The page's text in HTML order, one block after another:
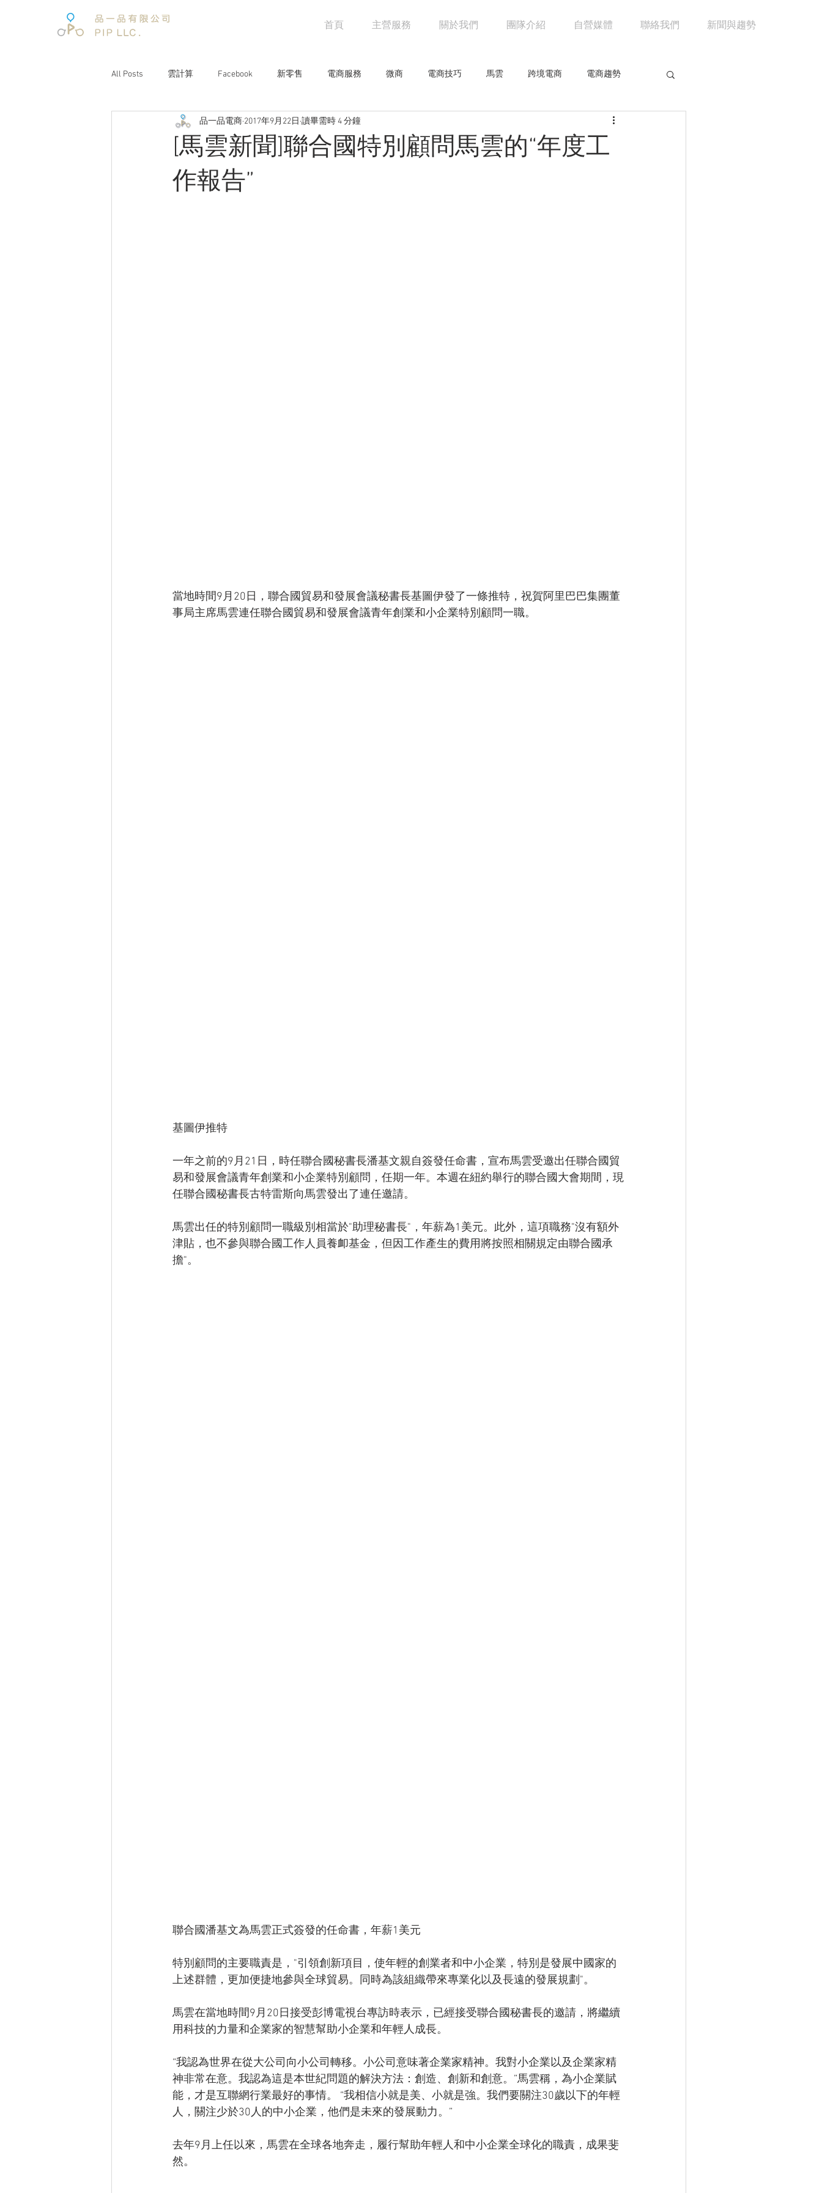
首頁 主營服務 關於我們 團隊介紹 自營媒體 聯絡我們 新聞與趨勢
All Posts 雲計算 Facebook 新零售 電商服務 微商 電商技巧 馬雲 跨境電商 電商趨勢
電子商務報告 阿里巴巴 電商物流 京東
品牌經營
[馬雲新聞]聯合國特別顧問馬雲的“年度工
作報告”
品一品電商 2017年9月22日 讀畢需時 4 分鐘
當地時間9月20日，聯合國貿易和發展會議秘書長基圖伊發了一條推特，祝賀阿里巴巴集團董
事局主席馬雲連任聯合國貿易和發展會議青年創業和小企業特別顧問一職。
基圖伊推特
一年之前的9月21日，時任聯合國秘書長潘基文親自簽發任命書，宣布馬雲受邀出任聯合國貿
易和發展會議青年創業和小企業特別顧問，任期一年。本週在紐約舉行的聯合國大會期間，現
任聯合國秘書長古特雷斯向馬雲發出了連任邀請。
馬雲出任的特別顧問一職級別相當於"助理秘書長"，年薪為1美元。此外，這項職務"沒有額外
津貼，也不參與聯合國工作人員養卹基金，但因工作產生的費用將按照相關規定由聯合國承
擔"。
聯合國潘基文為馬雲正式簽發的任命書，年薪1美元
特別顧問的主要職責是，"引領創新項目，使年輕的創業者和中小企業，特別是發展中國家的
上述群體，更加便捷地參與全球貿易。同時為該組織帶來專業化以及長遠的發展規劃"。
馬雲在當地時間9月20日接受彭博電視台專訪時表示，已經接受聯合國秘書長的邀請，將繼續
用科技的力量和企業家的智慧幫助小企業和年輕人成長。
“我認為世界在從大公司向小公司轉移。小公司意味著企業家精神。我對小企業以及企業家精
神非常在意。我認為這是本世紀問題的解決方法：創造、創新和創意。”馬雲稱，為小企業賦
能，才是互聯網行業最好的事情。 “我相信小就是美、小就是強。我們要關注30歲以下的年輕
人，關注少於30人的中小企業，他們是未來的發展動力。”
去年9月上任以來，馬雲在全球各地奔走，履行幫助年輕人和中小企業全球化的職責，成果斐
然。